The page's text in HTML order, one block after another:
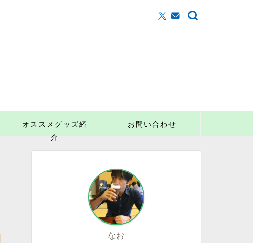
オススメグッズ紹
介
お問い合わせ
なお